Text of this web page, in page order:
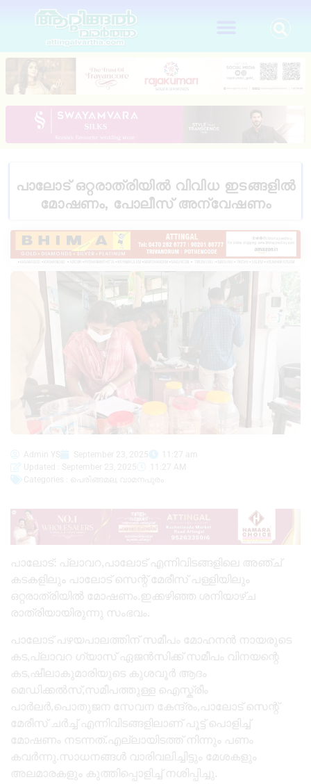
പാലോട് ഒറ്റരാത്രിയിൽ വിവിധ ഇടങ്ങളിൽ
മോഷണം, പോലീസ് അന്വേഷണം
Admin YS September 23, 2025
11:27 am
Updated : September 23, 2025
11:27 AM
Categories :
പെരിങ്ങമല വാമനപുരം
പാലോട്: പ്ലാവറ,പാലോട് എന്നിവിടങ്ങളിലെ അഞ്ച്
കടകളിലും പാലോട് സെന്റ് മേരീസ് പള്ളിയിലും
ഒറ്റരാത്രിയിൽ മോഷണം.ഇക്കഴിഞ്ഞ ശനിയാഴ്ച
രാത്രിയായിരുന്നു സംഭവം.
പാലോട് പഴയപാലത്തിന് സമീപം മോഹനൻ നായരുടെ
കട,പ്ലാവറ ഗ്യാസ് ഏജൻസിക്ക് സമീപം വിനയന്റെ
കട,ഷീലാകുമാരിയുടെ കുശവൂർ ആദം
മെഡിക്കൽസ്,സമീപത്തുള്ള ഐസ്ക്രീം
പാർലർ,പൊതുജന സേവന കേന്ദ്രം,പാലോട് സെന്റ്
മേരീസ് ചർച്ച് എന്നിവിടങ്ങളിലാണ് പൂട്ട് പൊളിച്ച്
മോഷണം നടന്നത്.എല്ലായിടത്ത് നിന്നും പണം
കവർന്നു.സാധനങ്ങൾ വാരിവലിച്ചിട്ടും മേശകളും
അലമാരകളും കുത്തിപ്പൊളിച്ച് നശിപ്പിച്ചു.